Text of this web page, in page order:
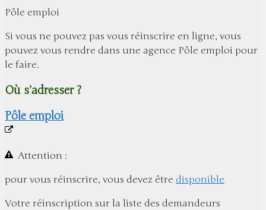
Pôle emploi
Si vous ne pouvez pas vous réinscrire en ligne, vous
pouvez vous rendre dans une agence Pôle emploi pour
le faire.
Où s’adresser ?
Pôle emploi
Attention :
pour vous réinscrire, vous devez être disponible
Votre réinscription sur la liste des demandeurs